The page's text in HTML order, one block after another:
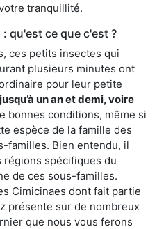
tranquillité.
qu'est ce que c'est ?
ces petits insectes qui
plusieurs minutes ont
pour leur petite
un an et demi, voire
bonnes conditions, même si
espèce de la famille des
familles. Bien entendu, il
spécifiques du
de ces sous-familles.
Cimicinaes dont fait partie
présente sur de nombreux
que nous vous ferons